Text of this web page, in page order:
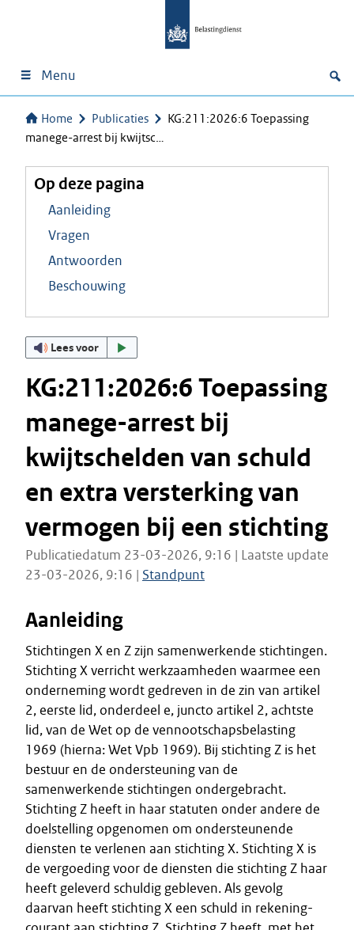
Menu
Home Publicaties
KG:211:2026:6 Toepassing
manege-arrest bij kwijtsc…
Op deze pagina
Aanleiding
Vragen
Antwoorden
Beschouwing
Lees voor
KG:211:2026:6 Toepassing
manege-arrest bij
kwijtschelden van schuld
en extra versterking van
vermogen bij een stichting
Publicatiedatum 23-03-2026, 9:16 | Laatste update
23-03-2026, 9:16 | Standpunt
Aanleiding
Stichtingen X en Z zijn samenwerkende stichtingen.
Stichting X verricht werkzaamheden waarmee een
onderneming wordt gedreven in de zin van artikel
2, eerste lid, onderdeel e, juncto artikel 2, achtste
lid, van de Wet op de vennootschapsbelasting
1969 (hierna: Wet Vpb 1969). Bij stichting Z is het
bestuur en de ondersteuning van de
samenwerkende stichtingen ondergebracht.
Stichting Z heeft in haar statuten onder andere de
doelstelling opgenomen om ondersteunende
diensten te verlenen aan stichting X. Stichting X is
de vergoeding voor de diensten die stichting Z haar
heeft geleverd schuldig gebleven. Als gevolg
daarvan heeft stichting X een schuld in rekening-